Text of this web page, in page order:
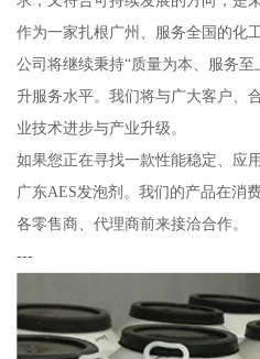
作为一家扎根广州、服务全国的化
公司将继续秉持“质量为本、服务
升服务水平。我们将与广大客户、
业技术进步与产业升级。
如果您正在寻找一款性能稳定、应
广东AES发泡剂。我们的产品在消
各零售商、代理商前来接洽合作。
---